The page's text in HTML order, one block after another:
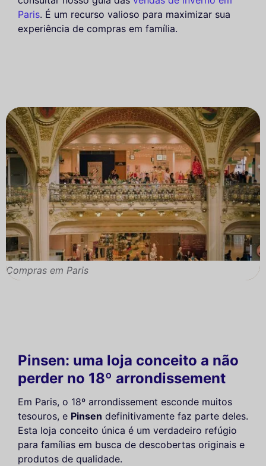
Paris. É um recurso valioso para maximizar sua
experiência de compras em família.
Compras em Paris
Pinsen: uma loja conceito a não
perder no 18º arrondissement
Em Paris, o 18º arrondissement esconde muitos
tesouros, e Pinsen definitivamente faz parte deles.
Esta loja conceito única é um verdadeiro refúgio
para famílias em busca de descobertas originais e
produtos de qualidade.